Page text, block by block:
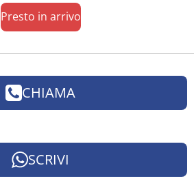
Presto in arrivo
CHIAMA
SCRIVI